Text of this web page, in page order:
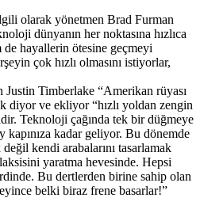
olarak yönetmen Brad Furman
dünyanın her noktasına hızlıca
de hayallerin ötesine geçmeyi
çok hızlı olmasını istiyorlar,
Timberlake “Amerikan rüyası
diyor ve ekliyor “hızlı yoldan zengin
Teknoloji çağında tek bir düğmeye
kapınıza kadar geliyor. Bu dönemde
kendi arabalarını tasarlamak
yaratma hevesinde. Hepsi
Bu dertlerden birine sahip olan
belki biraz frene basarlar!”